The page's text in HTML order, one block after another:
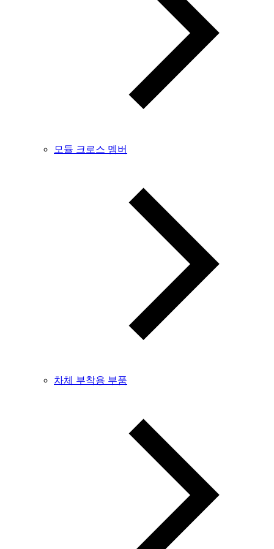
모듈 크로스 멤버
차체 부착용 부품